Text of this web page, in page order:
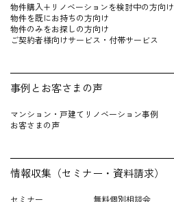
物件購入+リノベーションを検 討中の方向け
物件を既にお持 ちの方向け
物件のみをお探しの方向け
ご契約者様向けサービス・付帯サービス
事例とお客さまの声
マンション・戸建てリノベーション事例
お客さまの声
情報収集（セミナー・資料請求）
セミナー 無料個別相談会